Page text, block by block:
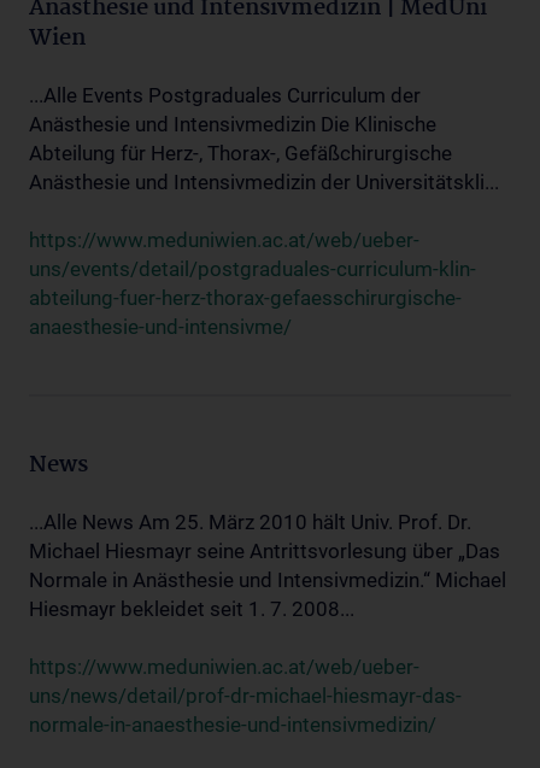
Anästhesie und Intensivmedizin | MedUni
Wien
...Alle Events Postgraduales Curriculum der
Anästhesie und Intensivmedizin Die Klinische
Abteilung für Herz-, Thorax-, Gefäßchirurgische
Anästhesie und Intensivmedizin der Universitätskli...
https://www.meduniwien.ac.at/web/ueber-
uns/events/detail/postgraduales-curriculum-klin-
abteilung-fuer-herz-thorax-gefaesschirurgische-
anaesthesie-und-intensivme/
News
...Alle News Am 25. März 2010 hält Univ. Prof. Dr.
Michael Hiesmayr seine Antrittsvorlesung über „Das
Normale in Anästhesie und Intensivmedizin.“ Michael
Hiesmayr bekleidet seit 1. 7. 2008...
https://www.meduniwien.ac.at/web/ueber-
uns/news/detail/prof-dr-michael-hiesmayr-das-
normale-in-anaesthesie-und-intensivmedizin/